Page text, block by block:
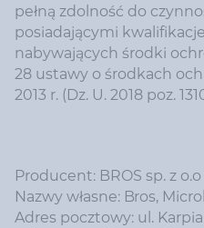
pełną zdolność do
posiadającymi
nabywających środki
28 ustawy o środkach
2013 r. (Dz. U. 2018 poz.
Producent: BROS sp. z o.o
Nazwy własne: Bros,
Adres pocztowy: ul.